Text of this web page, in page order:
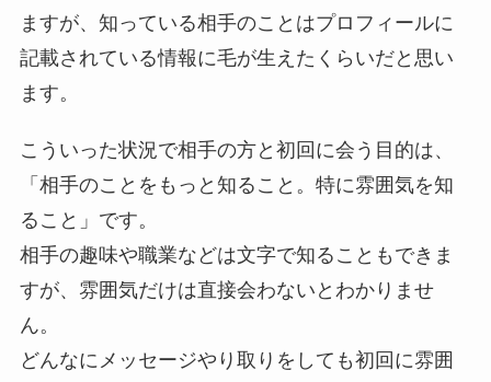
ますが、知っている相手のことはプロフィールに
記載されている情報に毛が生えたくらいだと思い
ます。
こういった状況で相手の方と 初回に会う目的は、
「相手のことをもっと知ること。特に雰囲気を知
ること」です。
相手の趣味や職業などは文字で知ることもできま
すが、雰囲気だけは直接会わないとわかりませ
ん。
どんなにメッセージやり取りをしても初回に雰囲